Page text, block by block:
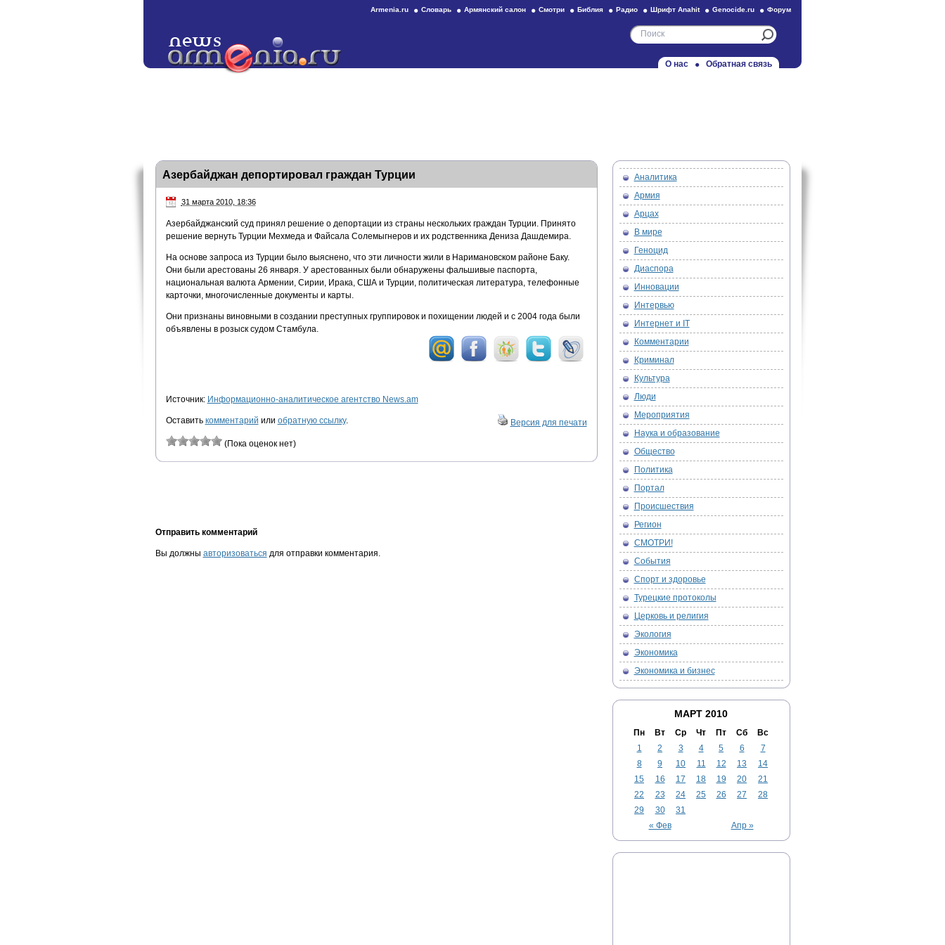
Armenia.ru Словарь Армянский салон Смотри Библия Радио Шрифт Anahit Genocide.ru Форум
О нас Обратная связь
Азербайджан депортировал граждан Турции
31 марта 2010, 18:36
Азербайджанский суд принял решение о депортации из страны нескольких граждан Турции. Принято
решение вернуть Турции Мехмеда и Файсала Солемыгнеров и их родственника Дениза Дашдемира.
На основе запроса из Турции было выяснено, что эти личности жили в Наримановском районе Баку.
Они были арестованы 26 января. У арестованных были обнаружены фальшивые паспорта,
национальная валюта Армении, Сирии, Ирака, США и Турции, политическая литература, телефонные
карточки, многочисленные документы и карты.
Они признаны виновными в создании преступных группировок и похищении людей и с 2004 года были
объявлены в розыск судом Стамбула.
Источник: Информационно-аналитическое агентство News.am
Оставить комментарий или обратную ссылку. Версия для печати
(Пока оценок нет)
Отправить комментарий
Вы должны авторизоваться для отправки комментария.
Аналитика
Армия
Арцах
В мире
Геноцид
Диаспора
Инновации
Интервью
Интернет и IT
Комментарии
Криминал
Культура
Люди
Мероприятия
Наука и образование
Общество
Политика
Портал
Происшествия
Регион
СМОТРИ!
События
Спорт и здоровье
Турецкие протоколы
Церковь и религия
Экология
Экономика
Экономика и бизнес
МАРТ 2010
Пн Вт Ср Чт Пт Сб Вс
« Фев Апр »
1 2 3 4 5 6
7
8
9 10 11 12 13
14
15
16 17 18 19 20
21
22
23 24 25 26 27
28
29
30 31